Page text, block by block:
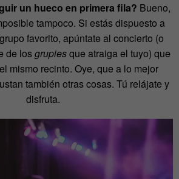
un hueco en primera fila? Bueno,
tampoco. Si estás dispuesto a
favorito, apúntate al concierto (o
de losgrupiesque atraiga el tuyo) que
mismo recinto. Oye, que a lo mejor
también otras cosas. Tú relájate y
disfruta.